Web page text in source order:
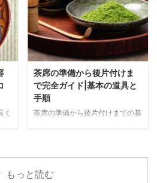
く
の
紹
茶席の準備から後片付けま
で完全ガイド|基本の道具と
手順
茶席の準備から後片付けまでの基
たおもてなしを実現するポイント
をわかりやすく紹介します。
もっと読む